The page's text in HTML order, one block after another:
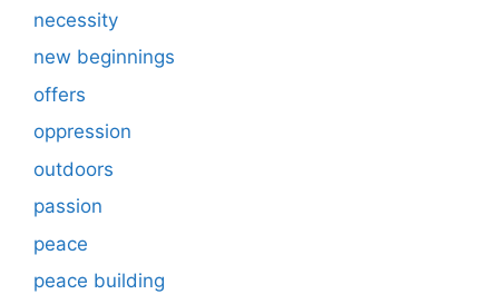
necessity
new beginnings
offers
oppression
outdoors
passion
peace
peace building